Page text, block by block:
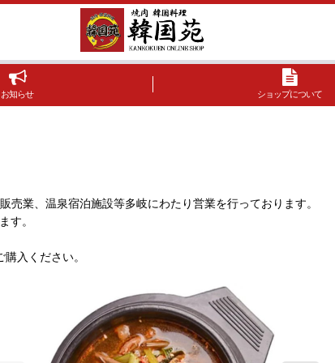
お知らせ ショップについて
業、温泉宿泊施設等多岐にわたり営業を行っております。
す。
入ください。